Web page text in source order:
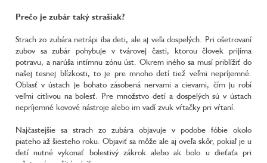
Prečo je zubár taký strašiak?
Strach zo zubára netrápi iba deti, ale aj veľa dospelých. Pri ošetrovaní
zubov sa zubár pohybuje v tvárovej časti, ktorou človek prijíma
potravu, a narúša intímnu zónu úst. Okrem iného sa musí priblížiť do
našej tesnej blízkosti, to je pre mnoho detí tiež veľmi nepríjemné.
Oblasť v ústach je bohato zásobená nervami a cievami, čím ju robí
veľmi citlivou na bolesť. Pre množstvo detí a dospelých sú v ústach
nepríjemné kovové nástroje alebo im vadí zvuk vŕtačky pri vŕtaní.
Najčastejšie sa strach zo zubára objavuje v podobe fóbie okolo
piateho až šiesteho roku. Objaviť sa môže ale aj oveľa skôr, pokiaľ je u
detí nutné vykonať bolestivý zákrok alebo ak bolo u dieťaťa pri